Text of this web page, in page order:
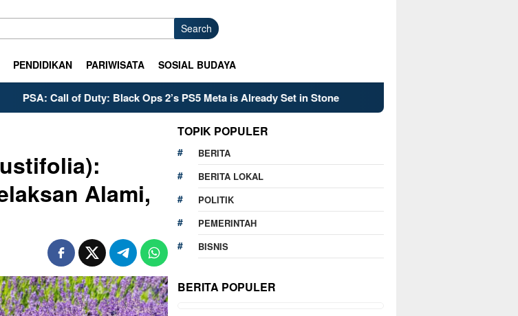
Search
PENDIDIKAN PARIWISATA SOSIAL BUDAYA
Duty: Black Ops 2’s PS5 Meta is Already Set in Stone Kelsey Mitchell’s Late Heroics Lead Fever
Alami,
TOPIK POPULER
BERITA
BERITA LOKAL
POLITIK
PEMERINTAH
BISNIS
BERITA POPULER